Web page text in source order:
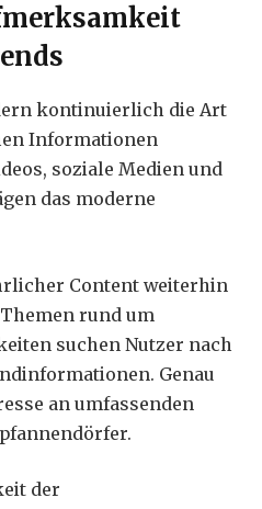
kontinuierlich die Art
Informationen
soziale Medien und
das moderne
Content weiterhin
rund um
suchen Nutzer nach
Genau
an umfassenden
der